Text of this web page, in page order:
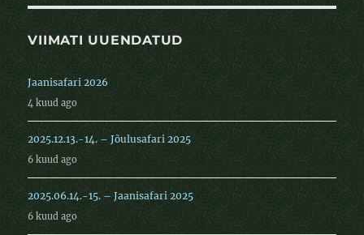
VIIMATI UUENDATUD
Jaanisafari 2026
4 kuud ago
2025.12.13.-14. – Jõulusafari 2025
6 kuud ago
2025.06.14.-15. – Jaanisafari 2025
6 kuud ago